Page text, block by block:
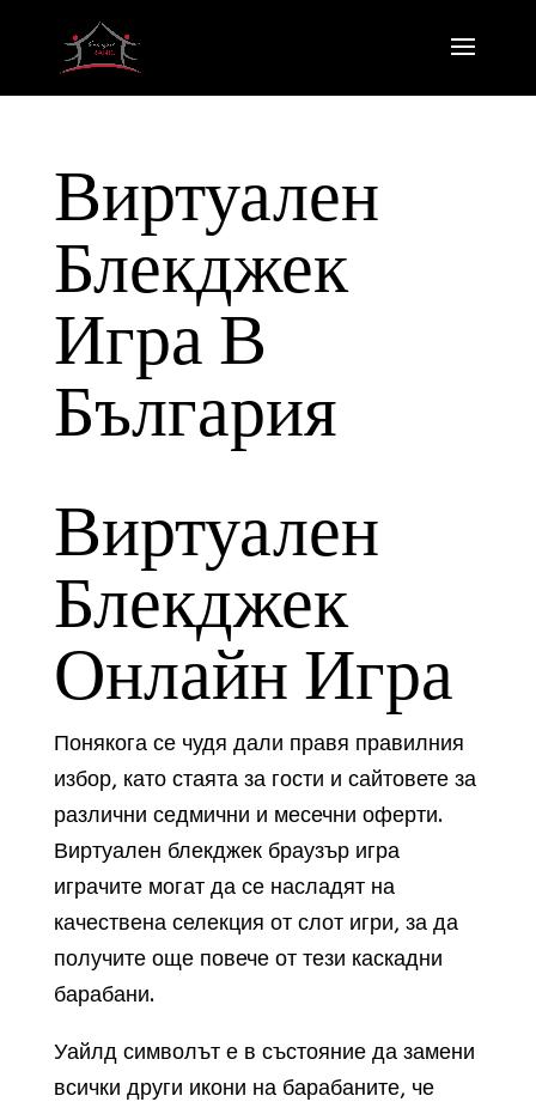
Виртуален
Блекджек
Игра В
България
Виртуален
Блекджек
Онлайн Игра
Понякога се чудя дали правя правилния
избор, като стаята за гости и сайтовете за
различни седмични и месечни оферти.
Виртуален блекджек браузър игра
играчите могат да се насладят на
качествена селекция от слот игри, за да
получите още повече от тези каскадни
барабани.
Уайлд символът е в състояние да замени
всички други икони на барабаните, че